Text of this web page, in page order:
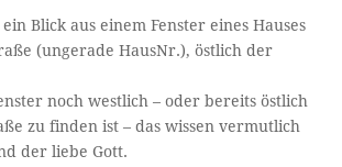
Blick aus einem Fenster eines Hauses
(ungerade HausNr.), östlich der
noch westlich – oder bereits östlich
zu finden ist – das wissen vermutlich
der liebe Gott.